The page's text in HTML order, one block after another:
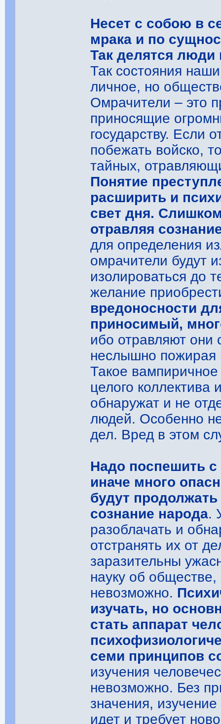
Несет с собою в
мрака и по
Так делятся люди
Так состояния
личное, но
Омрачители – это
приносящие
государству. Если
побежать войско,
тайных,
Понятие
расширить и
свет дня.
отравляя
для определения
омрачители будут
изолироваться до
желание
вредоносности
приносимый,
ибо отравляют они
неслышно пожирая
Такое
целого коллектива
обнаружат и не
людей. Особенно
дел. Вред в этом
Надо поспешить с
иначе много
будут
сознание народа.
разоблачать и
отстранять их от
заразительны
науку об
невозможно.
изучать, но
стать аппарат
семи принципов
изучения
невозможно. Без
значения,
идет и требует